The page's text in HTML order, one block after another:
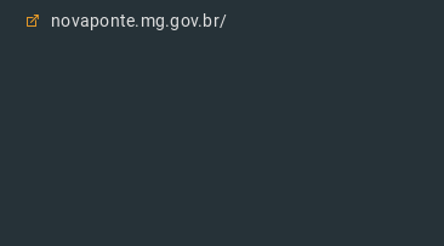
novaponte.mg.gov.br/